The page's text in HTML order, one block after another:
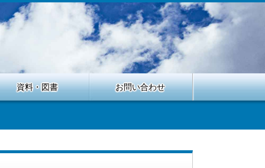
資料・図書 お問い合わせ